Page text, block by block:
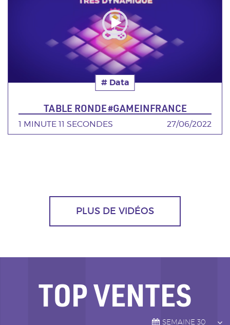
Thématique
# Data
TABLE RONDE #GAMEINFRANCE
DURÉE
1 MINUTE 11 SECONDES DATE
27/06/2022
PLUS DE VIDÉOS
TOP VENTES